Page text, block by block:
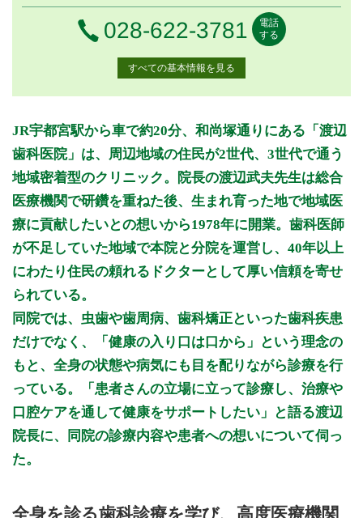
電話番号
028-622-3781
電話
する
すべての基本情報を見る
診療時間 月 月曜日
火 火曜日
水 水曜日
木木曜日
金 金曜日土曜日
日 日曜日
祝祝日
9:00～12:00
● ● ● ● ●
●
14:00～18:00
● ● ● ● ● ●
休診日: 日、祝
※診療時間や臨時休診・診療内容等について、事前に必ず医療
機関ホームページ、またはお電話にてご確認ください。
>>病院なびで医療機関の詳細を見る
公式HPはこちら
初診受付
JR宇都宮駅から車で約20分、和尚塚通りにある「渡辺
歯科医院」は、周辺地域の住民が2世代、3世代で通う
地域密着型のクリニック。院長の渡辺武夫先生は総合
医療機関で研鑽を重ねた後、生まれ育った地で地域医
療に貢献したいとの想いから1978年に開業。歯科医師
が不足していた地域で本院と分院を運営し、40年以上
にわたり住民の頼れるドクターとして厚い信頼を寄せ
られている。
同院では、虫歯や歯周病、歯科矯正といった歯科疾患
だけでなく、「健康の入り口は口から」という理念の
もと、全身の状態や病気にも目を配りながら診療を行
っている。「患者さんの立場に立って診療し、治療や
口腔ケアを通して健康をサポートしたい」と語る渡辺
院長に、同院の診療内容や患者への想いについて伺っ
た。
全身を診る歯科診療を学び、高度医療機関